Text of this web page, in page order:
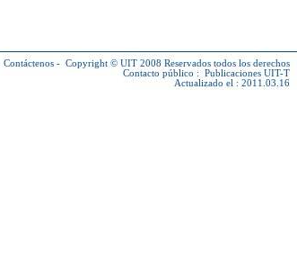
Contáctenos - Copyright © UIT 2008 Reservados todos los derechos
Contacto público : Publicaciones UIT-T
Actualizado el : 2011.03.16